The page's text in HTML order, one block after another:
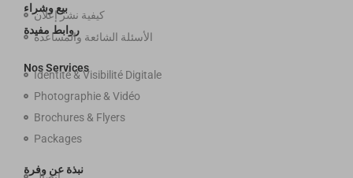
بيع وشراء
كيفية نشر إعلان
روابط مفيدة
الأسئلة الشائعة والمساعدة
Nos Services
Identité & Visibilité Digitale
Photographie & Vidéo
Brochures & Flyers
Packages
نبذة عن وفرة